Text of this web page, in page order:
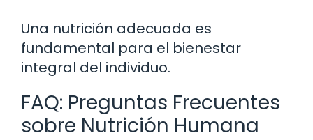
Una nutrición adecuada es
fundamental para el bienestar
integral del individuo.
FAQ: Preguntas Frecuentes
sobre Nutrición Humana